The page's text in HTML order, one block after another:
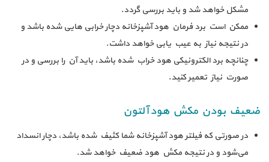
مشکل خواهد شد و باید بررسی گردد.
ممکن است برد فرمان هود آشپزخانه دچار خرابی هایی شده باشد و
در نتیجه نیاز به عیب یابی خواهد داشت.
چنانچه برد الکترونیکی هود خراب شده باشد، باید آن را بررسی و در
صورت نیاز تعمیر کنید.
ضعیف بودن مکش هود آلتون
در صورتی که فیلتر هود آشپزخانه شما کثیف شده باشد، دچار انسداد
می‌شود و در نتیجه مکش هود ضعیف خواهد شد.